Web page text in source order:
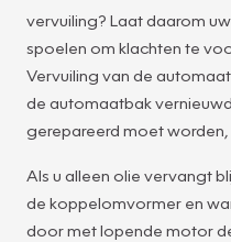
vervuiling? Laat daarom
spoelen om klachten te
Vervuiling van de
de automaatbak
gerepareerd moet
Als u alleen olie vervangt
de koppelomvormer en
door met lopende motor